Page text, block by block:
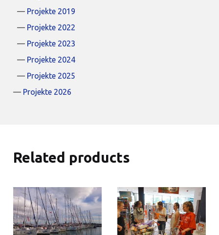
Projekte 2019
Projekte 2022
Projekte 2023
Projekte 2024
Projekte 2025
Projekte 2026
Related products